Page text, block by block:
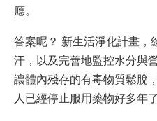
應。
答案呢？ 新生活淨化計畫，
汗，以及完善地監控水分與
讓體內殘存的有毒物質鬆脫
人已經停止服用藥物好多年了